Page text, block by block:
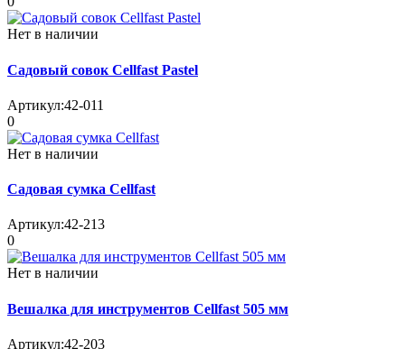
Нет в наличии
Садовый совок Cellfast Pastel
Артикул:42-011
0
Нет в наличии
Садовая сумка Cellfast
Артикул:42-213
0
Нет в наличии
Вешалка для инструментов Cellfast 505 мм
Артикул:42-203